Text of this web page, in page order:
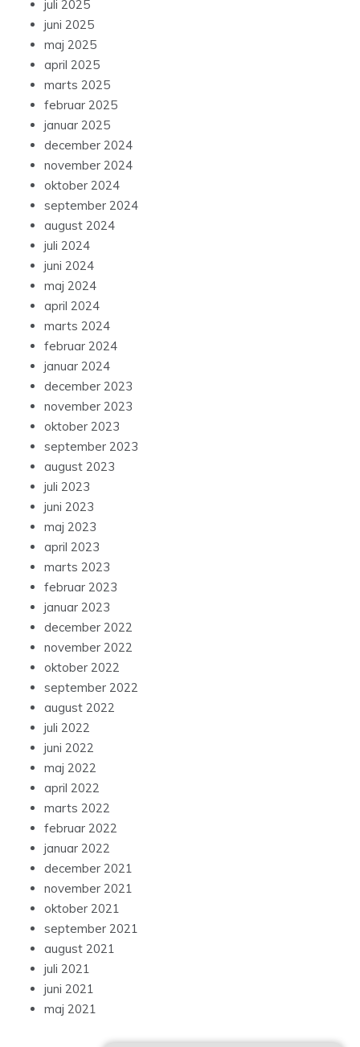
juli 2025
juni 2025
maj 2025
april 2025
marts 2025
februar 2025
januar 2025
december 2024
november 2024
oktober 2024
september 2024
august 2024
juli 2024
juni 2024
maj 2024
april 2024
marts 2024
februar 2024
januar 2024
december 2023
november 2023
oktober 2023
september 2023
august 2023
juli 2023
juni 2023
maj 2023
april 2023
marts 2023
februar 2023
januar 2023
december 2022
november 2022
oktober 2022
september 2022
august 2022
juli 2022
juni 2022
maj 2022
april 2022
marts 2022
februar 2022
januar 2022
december 2021
november 2021
oktober 2021
september 2021
august 2021
juli 2021
juni 2021
maj 2021